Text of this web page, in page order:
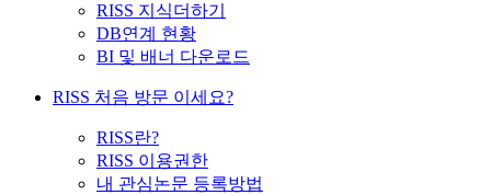
RISS 지식더하기
DB연계 현황
BI 및 배너 다운로드
RISS 처음 방문 이세요?
RISS란?
RISS 이용권한
내 관심논문 등록방법